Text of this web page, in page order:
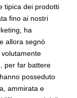
tipica dei prodotti
fino ai nostri
ha
allora segnò
per far battere
posseduto
ammirata e